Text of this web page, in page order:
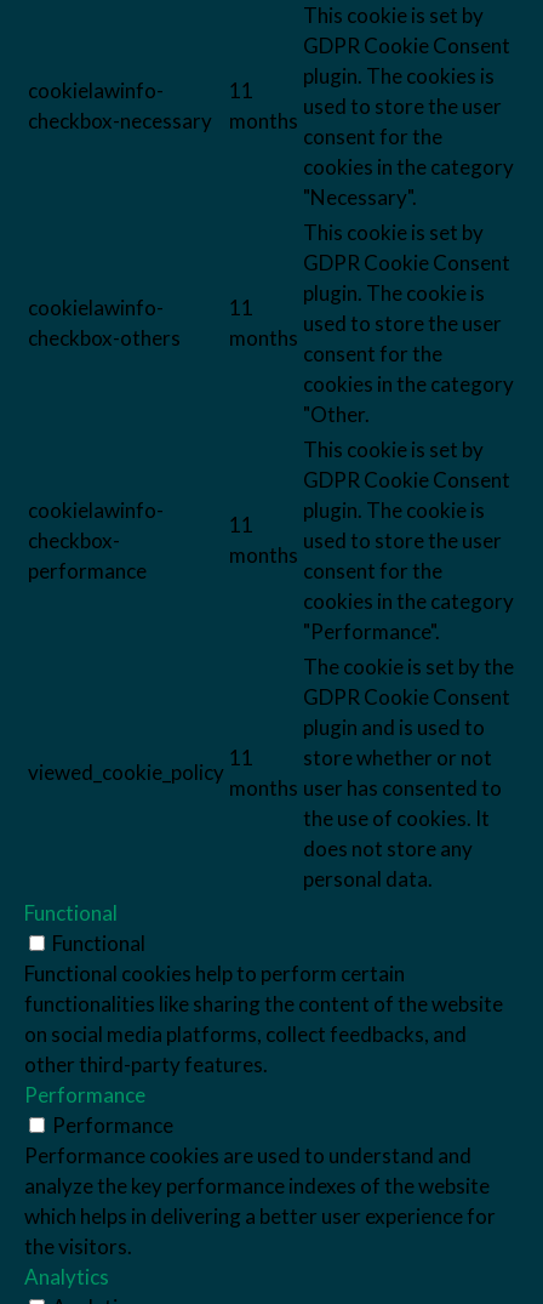
cookielawinfo-
checkbox-necessary
11
months
This cookie is set by
GDPR Cookie Consent
plugin. The cookies is
used to store the user
consent for the
cookies in the category
"Necessary".
cookielawinfo-
checkbox-others
11
months
This cookie is set by
GDPR Cookie Consent
plugin. The cookie is
used to store the user
consent for the
cookies in the category
"Other.
cookielawinfo-
checkbox-
performance
11
months
This cookie is set by
GDPR Cookie Consent
plugin. The cookie is
used to store the user
consent for the
cookies in the category
"Performance".
viewed_cookie_policy
11
months
The cookie is set by the
GDPR Cookie Consent
plugin and is used to
store whether or not
user has consented to
the use of cookies. It
does not store any
personal data.
Functional
Functional
Functional cookies help to perform certain
functionalities like sharing the content of the website
on social media platforms, collect feedbacks, and
other third-party features.
Performance
Performance
Performance cookies are used to understand and
analyze the key performance indexes of the website
which helps in delivering a better user experience for
the visitors.
Analytics